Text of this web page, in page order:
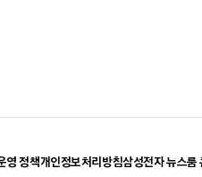
영 정책개인정보처리방침삼성전자 뉴스룸